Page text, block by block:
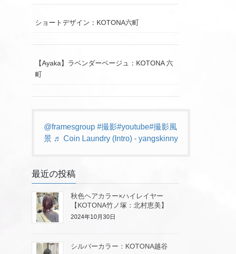
ショートデザイン：KOTONA六町
【Ayaka】ラベンダーベージュ：KOTONA 六
町
@framesgroup #撮影#youtube#撮影風
景 ♬ Coin Laundry (Intro) - yangskinny
最近の投稿
秋色ヘアカラー×ハイレイヤー
【KOTONA竹ノ塚：北村恵美】
2024年10月30日
シルバーカラー：KOTONA越谷